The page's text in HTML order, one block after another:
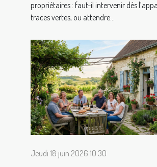
propriétaires : faut-il intervenir dès
traces vertes, ou attendre...
Jeudi 18 juin 2026 10:30